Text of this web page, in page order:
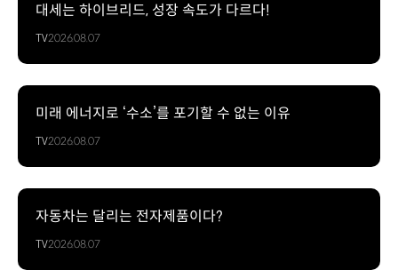
대세는 하이브리드, 성장 속도가 다르다!
TV2026.08.07
미래 에너지로 ‘수소’를 포기할 수 없는 이유
TV2026.08.07
자동차는 달리는 전자제품이다?
TV2026.08.07